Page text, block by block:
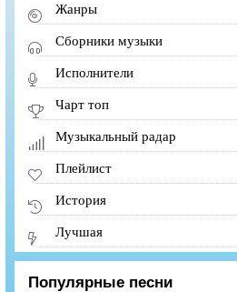
Жанры
Сборники музыки
Исполнители
Чарт топ
Музыкальный радар
Плейлист
История
Лучшая
Популярные песни